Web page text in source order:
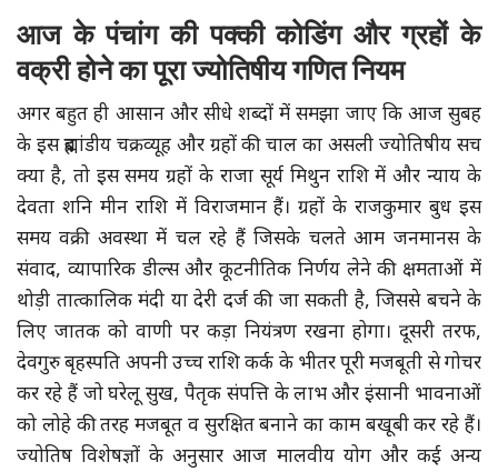
आज के पंचांग की पक्की कोडिंग और ग्रहों के
वक्री होने का पूरा ज्योतिषीय गणित नियम
अगर बहुत ही आसान और सीधे शब्दों में समझा जाए कि आज सुबह
के इस ब्रह्मांडीय चक्रव्यूह और ग्रहों की चाल का असली ज्योतिषीय सच
क्या है, तो इस समय ग्रहों के राजा सूर्य मिथुन राशि में और न्याय के
देवता शनि मीन राशि में विराजमान हैं। ग्रहों के राजकुमार बुध इस
समय वक्री अवस्था में चल रहे हैं जिसके चलते आम जनमानस के
संवाद, व्यापारिक डील्स और कूटनीतिक निर्णय लेने की क्षमताओं में
थोड़ी तात्कालिक मंदी या देरी दर्ज की जा सकती है, जिससे बचने के
लिए जातक को वाणी पर कड़ा नियंत्रण रखना होगा। दूसरी तरफ,
देवगुरु बृहस्पति अपनी उच्च राशि कर्क के भीतर पूरी मजबूती से गोचर
कर रहे हैं जो घरेलू सुख, पैतृक संपत्ति के लाभ और इंसानी भावनाओं
को लोहे की तरह मजबूत व सुरक्षित बनाने का काम बखूबी कर रहे हैं।
ज्योतिष विशेषज्ञों के अनुसार आज मालवीय योग और कई अन्य